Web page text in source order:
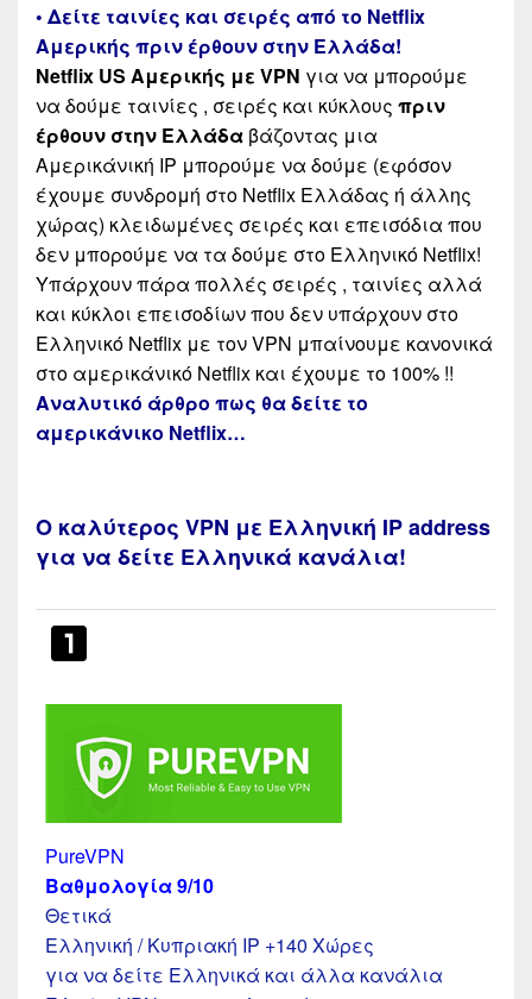
• Δείτε ταινίες και σειρές από το Netflix
Αμερικής πριν έρθουν στην Ελλάδα!
Netflix US Αμερικής με VPN για να μπορούμε
να δούμε ταινίες , σειρές και κύκλους πριν
έρθουν στην Ελλάδα βάζοντας μια
Αμερικάνική IP μπορούμε να δούμε (εφόσον
έχουμε συνδρομή στο Netflix Ελλάδας ή άλλης
χώρας) κλειδωμένες σειρές και επεισόδια που
δεν μπορούμε να τα δούμε στο Ελληνικό Netflix!
Υπάρχουν πάρα πολλές σειρές , ταινίες αλλά
και κύκλοι επεισοδίων που δεν υπάρχουν στο
Ελληνικό Netflix με τον VPN μπαίνουμε κανονικά
στο αμερικάνικό Netflix και έχουμε το 100% !!
Αναλυτικό άρθρο πως θα δείτε το
αμερικάνικο Netflix…
Ο καλύτερος VPN με Ελληνική IP address
για να δείτε Ελληνικά κανάλια!
PureVPN
Βαθμολογία 9/10
Θετικά
Ελληνική / Κυπριακή IP +140 Χώρες
για να δείτε Ελληνικά και άλλα κανάλια